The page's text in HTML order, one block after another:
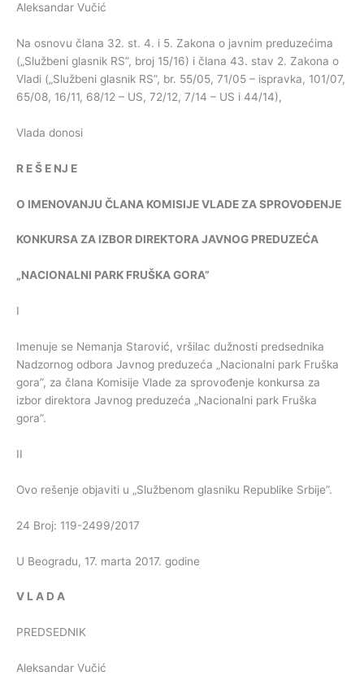
Aleksandar Vučić
Na osnovu člana 32. st. 4. i 5. Zakona o javnim preduzećima
(„Službeni glasnik RS”, broj 15/16) i člana 43. stav 2. Zakona o
Vladi („Službeni glasnik RS”, br. 55/05, 71/05 – ispravka, 101/07,
65/08, 16/11, 68/12 – US, 72/12, 7/14 – US i 44/14),
Vlada donosi
R EŠ E NJ E
O IMENOVANJU ČLANA KOMISIJEVLADEZASPROVOĐENJE
KONKURSAZA IZBOR DIREKTORAJAVNOG PREDUZEĆA
„NACIONALNI PARK FRUŠKAGORA”
I
Imenuje se Nemanja Starović, vršilac dužnosti predsednika
Nadzornog odbora Javnog preduzeća „Nacionalni park Fruška
gora”, za člana Komisije Vlade za sprovođenje konkursa za
izbor direktora Javnog preduzeća „Nacionalni park Fruška
gora”.
II
Ovo rešenje objaviti u „Službenom glasniku Republike Srbije”.
24 Broj: 119-2499/2017
U Beogradu, 17. marta 2017. godine
V LA D A
PREDSEDNIK
Aleksandar Vučić